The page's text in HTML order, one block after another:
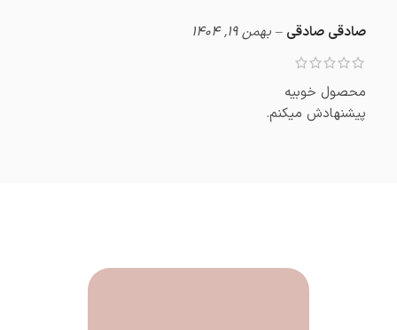
صادقی صادقی – بهمن 19, 1404
محصول خوبیه
پیشنهادش میکنم.